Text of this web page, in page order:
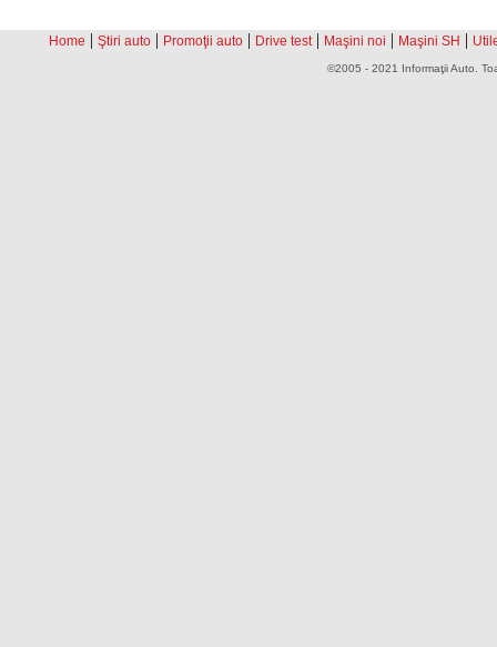
Home | Ştiri auto | Promoţii auto | Drive test | Maşini noi | Maşini SH |
©2005 - 2021 Informaţii Auto.